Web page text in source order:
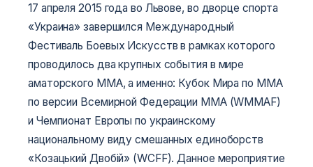
17 апреля 2015 года во Львове, во дворце спорта
«Украина» завершился Международный
Фестиваль Боевых Искусств в рамках которого
проводилось два крупных события в мире
аматорского ММА, а именно: Кубок Мира по ММА
по версии Всемирной Федерации ММА (WMMAF)
и Чемпионат Европы по украинскому
национальному виду смешанных единоборств
«Козацький Двобій» (WCFF). Данное мероприятие